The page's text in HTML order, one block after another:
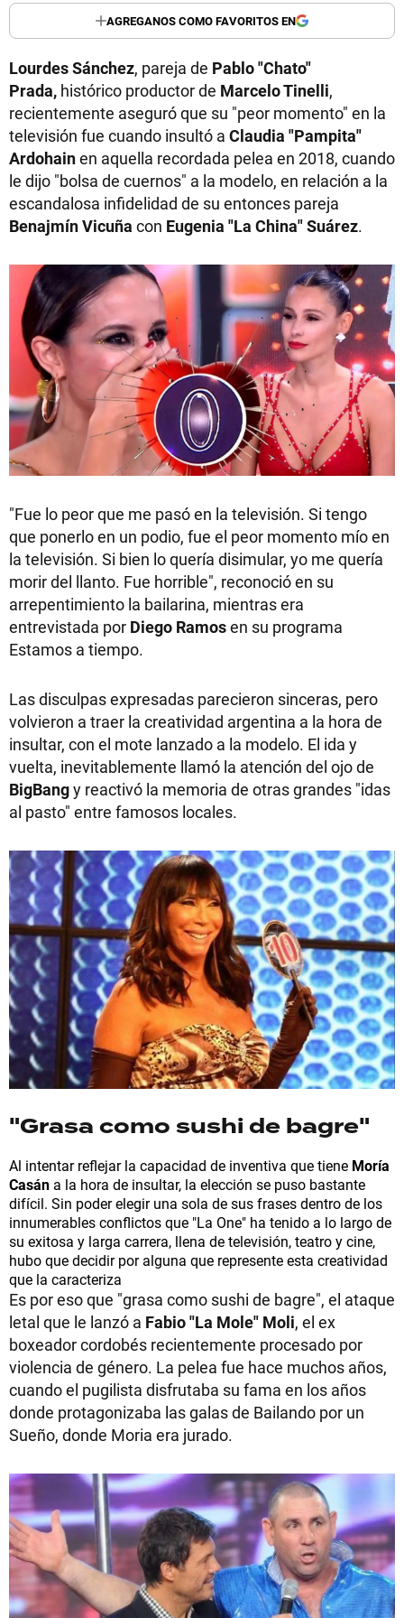
AGREGANOS COMO FAVORITOS EN
Lourdes Sánchez, pareja de Pablo "Chato"
Prada, histórico productor de Marcelo Tinelli,
recientemente aseguró que su "peor momento" en la
televisión fue cuando insultó a Claudia "Pampita"
Ardohainen aquella recordada pelea en 2018, cuando
le dijo "bolsa de cuernos" a la modelo, en relación a la
escandalosa infidelidad de su entonces pareja
Benajmín Vicuña con Eugenia "La China" Suárez.
"Fue lo peor que me pasó en la televisión. Si tengo
que ponerlo en un podio, fue el peor momento mío en
la televisión. Si bien lo quería disimular, yo me quería
morir del llanto. Fue horrible", reconoció en su
arrepentimiento la bailarina, mientras era
entrevistada por Diego Ramosen su programa
Estamos a tiempo.
Las disculpas expresadas parecieron sinceras, pero
volvieron a traer la creatividad argentina a la hora de
insultar, con el mote lanzado a la modelo. El ida y
vuelta, inevitablemente llamó la atención del ojo de
BigBangy reactivó la memoria de otras grandes "idas
al pasto" entre famosos locales.
"Grasa como sushi de bagre"
Al intentar reflejar la capacidad de inventiva que tiene Moría
Casán a la hora de insultar, la elección se puso bastante
difícil. Sin poder elegir una sola de sus frases dentro de los
innumerables conflictos que "La One" ha tenido a lo largo de
su exitosa y larga carrera, llena de televisión, teatro y cine,
hubo que decidir por alguna que represente esta creatividad
que la caracteriza
Es por eso que "grasa como sushi de bagre", el ataque
letal que le lanzó a Fabio "La Mole" Moli, el ex
boxeador cordobés recientemente procesado por
violencia de género. La pelea fue hace muchos años,
cuando el pugilista disfrutaba su fama en los años
donde protagonizaba las galas de Bailando por un
Sueño, donde Moria era jurado.